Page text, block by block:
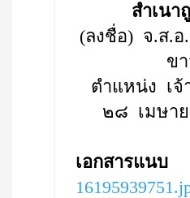
สำเนา
(ลงชื่อ) จ.ส.
ข
ตำแหน่ง เ
๒๘ เมษา
เอกสารแนบ